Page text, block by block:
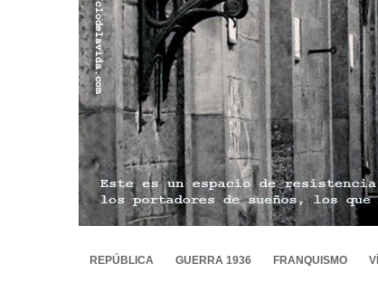
REPÚBLICA GUERRA 1936 FRANQUISMO